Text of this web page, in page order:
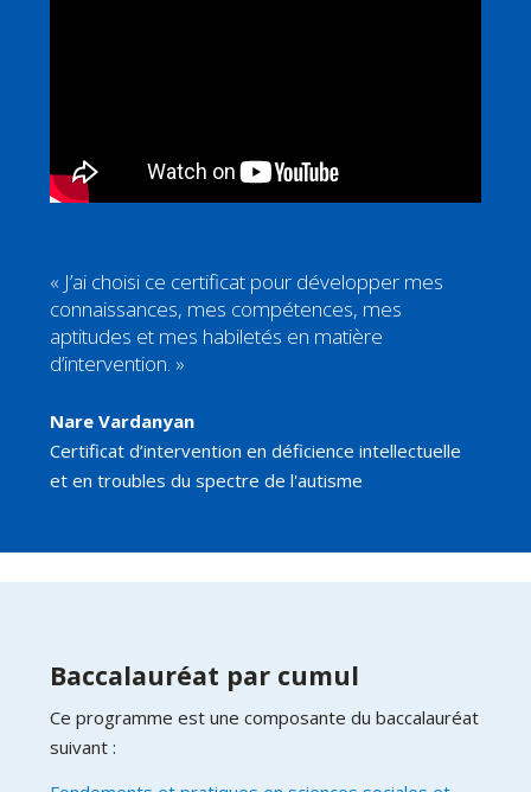
« J’ai choisi ce certificat pour développer mes
connaissances, mes compétences, mes
aptitudes et mes habiletés en matière
d’intervention. »
Nare Vardanyan
Certificat d’intervention en déficience intellectuelle
et en troubles du spectre de l'autisme
Baccalauréat par cumul
Ce programme est une composante du baccalauréat
suivant :